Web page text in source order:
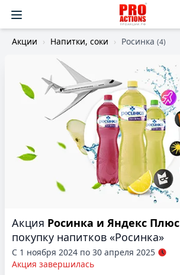
Акции Напитки, соки Росинка (4)
Акция Росинка и Яндекс Плюс
покупку напитков «Росинка»
С 1 ноября 2024 по 30 апреля 2025
Акция завершилась